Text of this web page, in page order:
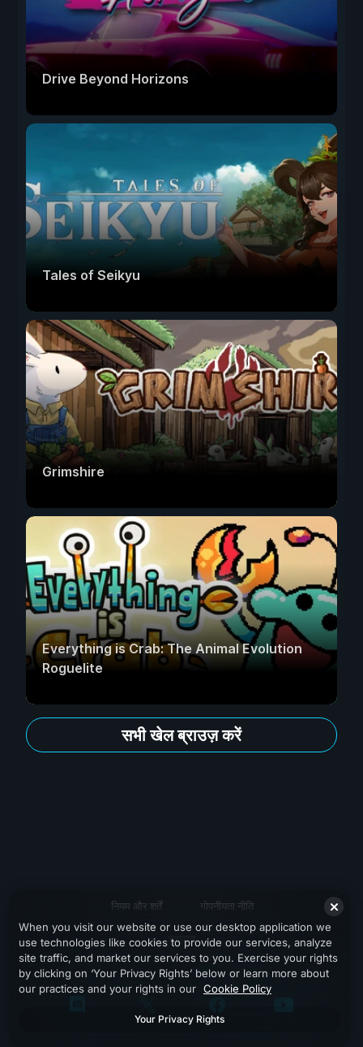
Drive Beyond Horizons
Tales of Seikyu
Grimshire
Everything is Crab: The Animal Evolution
Roguelite
सभी खेल ब्राउज़ करें
नियम और शर्तें गोपनीयता नीति
सहायता
When you visit our website or use our desktop application we
use technologies like cookies to provide our services, analyze
site traffic, and market our services to you. Exercise your rights
by clicking on ‘Your Privacy Rights’ below or learn more about
our practices and your rights in our Cookie Policy
Your Privacy Rights